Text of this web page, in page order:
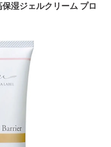
湿ジェルクリーム プロ